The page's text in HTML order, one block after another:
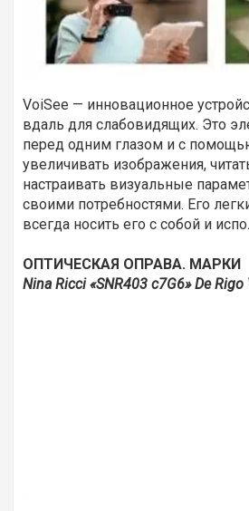
VoiSee — инновационное
вдаль для слабовидящих. Это
перед одним глазом и с
увеличивать изображения,
настраивать визуальные
своими потребностями. Его
всегда носить его с собой и
ОПТИЧЕСКАЯ ОПРАВА. МАРКИ
Nina Ricci «SNR403 c7G6» De